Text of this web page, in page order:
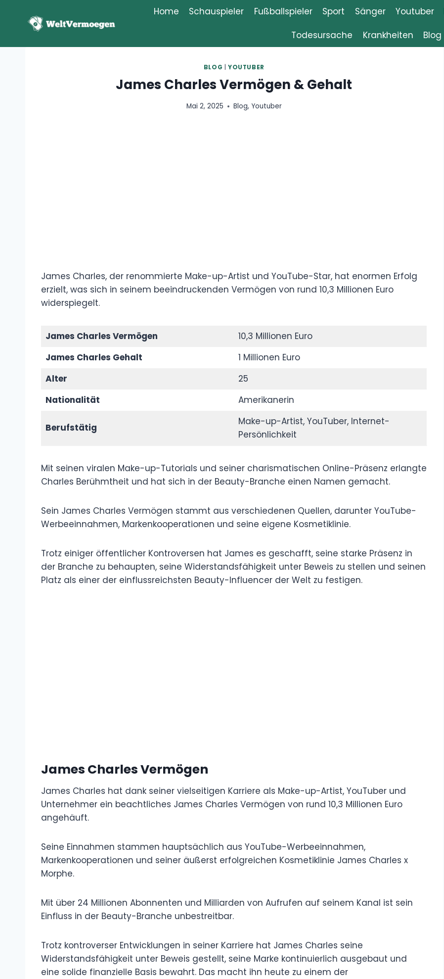
springen
Home Schauspieler Fußballspieler Sport Sänger Youtuber
Todesursache
Krankheiten Blog
BLOG |YOUTUBER
James Charles Vermögen & Gehalt
Mai 2, 2025 Blog, Youtuber
James Charles, der renommierte Make-up-Artist und YouTube-Star, hat enormen Erfolg
erzielt, was sich in seinem beeindruckenden Vermögen von rund 10,3 Millionen Euro
widerspiegelt.
James Charles Vermögen
10,3 Millionen Euro
James Charles Gehalt
1 Millionen Euro
Alter
25
Nationalität
Amerikanerin
Berufstätig
Make-up-Artist, YouTuber, Internet-
Persönlichkeit
Mit seinen viralen Make-up-Tutorials und seiner charismatischen Online-Präsenz erlangte
Charles Berühmtheit und hat sich in der Beauty-Branche einen Namen gemacht.
Sein James Charles Vermögen stammt aus verschiedenen Quellen, darunter YouTube-
Werbeeinnahmen, Markenkooperationen und seine eigene Kosmetiklinie.
Trotz einiger öffentlicher Kontroversen hat James es geschafft, seine starke Präsenz in
der Branche zu behaupten, seine Widerstandsfähigkeit unter Beweis zu stellen und seinen
Platz als einer der einflussreichsten Beauty-Influencer der Welt zu festigen.
James Charles Vermögen
James Charles hat dank seiner vielseitigen Karriere als Make-up-Artist, YouTuber und
Unternehmer ein beachtliches James Charles Vermögen von rund 10,3 Millionen Euro
angehäuft.
Seine Einnahmen stammen hauptsächlich aus YouTube-Werbeeinnahmen,
Markenkooperationen und seiner äußerst erfolgreichen Kosmetiklinie James Charles x
Morphe.
Mit über 24 Millionen Abonnenten und Milliarden von Aufrufen auf seinem Kanal ist sein
Einfluss in der Beauty-Branche unbestreitbar.
Trotz kontroverser Entwicklungen in seiner Karriere hat James Charles seine
Widerstandsfähigkeit unter Beweis gestellt, seine Marke kontinuierlich ausgebaut und
eine solide finanzielle Basis bewahrt. Das macht ihn heute zu einem der